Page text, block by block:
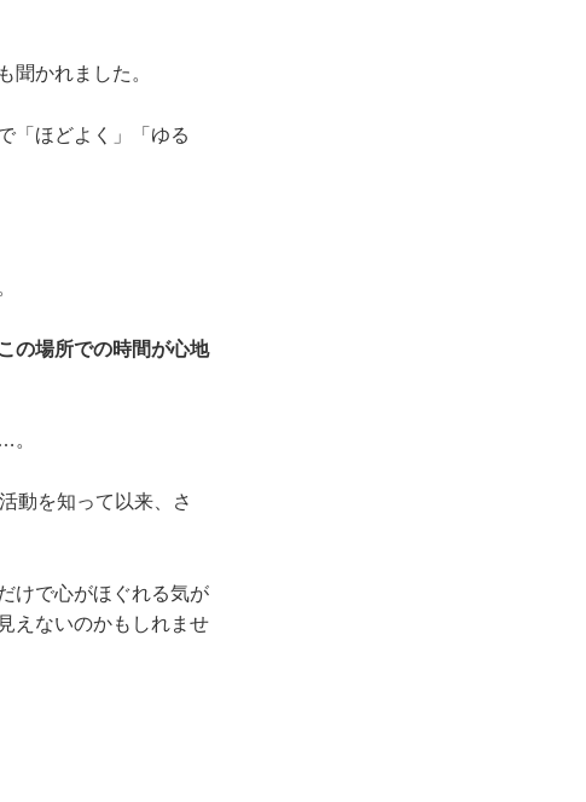
聞かれました。
「ほどよく」「ゆる
この場所での時間が心地
。
動を知って以来、さ
けで心がほぐれる気が
えないのかもしれませ